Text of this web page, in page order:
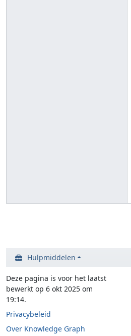
Hulpmiddelen
Deze pagina is voor het laatst
bewerkt op 6 okt 2025 om
19:14.
Privacybeleid
Over Knowledge Graph